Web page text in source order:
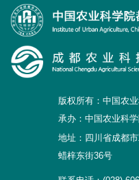
版权所有：中国农
承办：中国农业科
地址：四川省成都
蜡梓东街36号